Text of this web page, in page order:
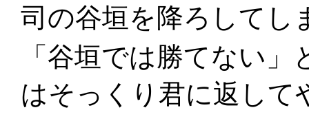
司の谷垣を降ろしてし
「谷垣では勝てない
はそっくり君に返して